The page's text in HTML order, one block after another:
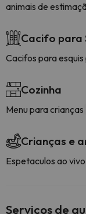
animais de
Cacifo para
Cacifos para
Cozinha
Menu para crianças
Crianças e
Espetaculos ao vivo
Serviços de